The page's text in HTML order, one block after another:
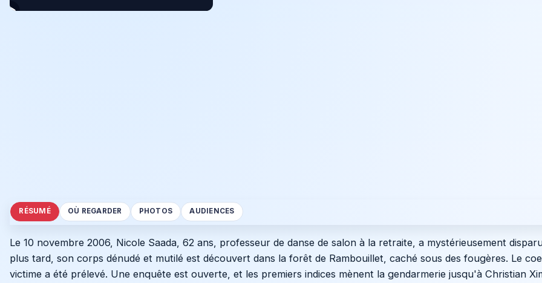
RÉSUMÉ OÙ REGARDER PHOTOS AUDIENCES
Le 10 novembre 2006, Nicole Saada, 62 ans, professeur de danse de salon à la retraite, a mystérieusement
plus tard, son corps dénudé et mutilé est découvert dans la forêt de Rambouillet, caché sous des fougères. Le
victime a été prélevé. Une enquête est ouverte, et les premiers indices mènent la gendarmerie jusqu'à Christian